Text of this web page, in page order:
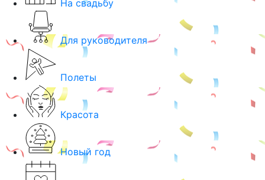
На свадьбу
Для руководителя
Полеты
Красота
Новый год